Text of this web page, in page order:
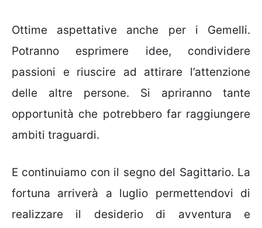
Ottime aspettative anche per i Gemelli.
Potranno esprimere idee, condividere
passioni e riuscire ad attirare l’attenzione
delle altre persone. Si apriranno tante
opportunità che potrebbero far raggiungere
ambiti traguardi.
E continuiamo con il segno del Sagittario. La
fortuna arriverà a luglio permettendovi di
realizzare il desiderio di avventura e